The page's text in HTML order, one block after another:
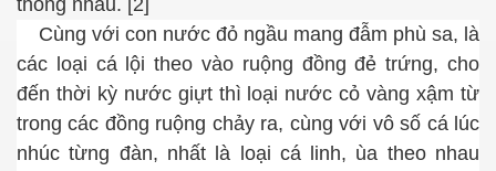
thông nhau. [2]
Cùng với con nước đỏ ngầu mang đẫm phù sa, là
các loại cá lội theo vào ruộng đồng đẻ trứng, cho
đến thời kỳ nước giựt thì loại nước cỏ vàng xậm từ
trong các đồng ruộng chảy ra, cùng với vô số cá lúc
nhúc từng đàn, nhất là loại cá linh, ùa theo nhau